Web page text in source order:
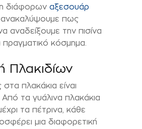
διάφορων αξεσουάρ
ανακαλύψουμε πως
αναδείξουμε την πισίνα
κόσμημα.
Πλακιδίων
στα πλακάκια είναι
τα γυάλινα πλακάκια
τα πέτρινα, κάθε
μια διαφορετική